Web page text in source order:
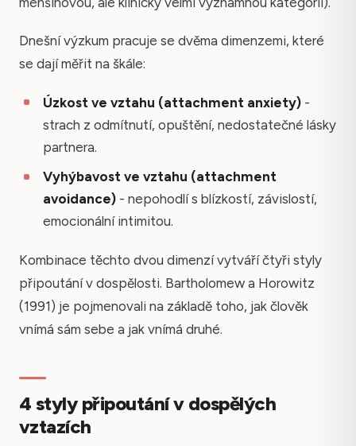
Dnešní výzkum pracuje se dvěma dimenzemi, které
se dají měřit na škále:
Úzkost ve vztahu (attachment anxiety)-
strach z odmítnutí, opuštění, nedostatečné lásky
partnera.
Vyhýbavost ve vztahu (attachment
avoidance)- nepohodlí s blízkostí, závislostí,
emocionální intimitou.
Kombinace těchto dvou dimenzí vytváří čtyři styly
připoutání v dospělosti. Bartholomew a Horowitz
(1991) je pojmenovali na základě toho, jak člověk
vnímá sám sebe a jak vnímá druhé.
4 styly připoutání v dospělých
vztazích